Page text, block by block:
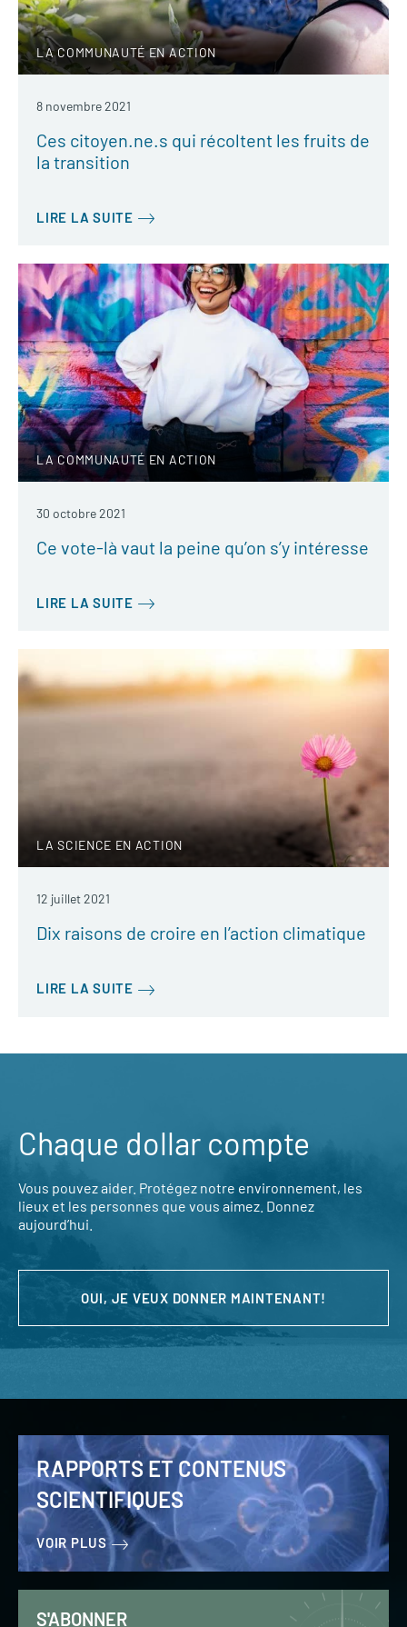
LA COMMUNAUTÉ EN ACTION
8 novembre 2021
Ces citoyen.ne.s qui récoltent les fruits de
la transition
LIRE LA SUITE
LA COMMUNAUTÉ EN ACTION
30 octobre 2021
Ce vote-là vaut la peine qu’on s’y intéresse
LIRE LA SUITE
LA SCIENCE EN ACTION
12 juillet 2021
Dix raisons de croire en l’action climatique
LIRE LA SUITE
Chaque dollar compte
Vous pouvez aider. Protégez notre environnement, les
lieux et les personnes que vous aimez. Donnez
aujourd’hui.
OUI, JE VEUX DONNER MAINTENANT!
RAPPORTS ET CONTENUS
SCIENTIFIQUES
VOIR PLUS
S'ABONNER